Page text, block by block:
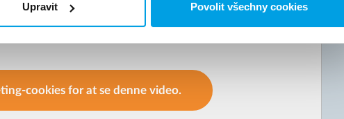
Upravit Povolit všechny cookies
cookies for at se denne video.